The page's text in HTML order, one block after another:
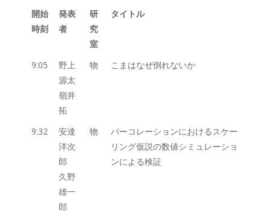
開始
時刻
発表
者
研
究
室
タイトル
9:05
野上
源太
嶺井
拓
物 こまはなぜ倒れないか
9:32
安達
洋次
郎
久野
雄一
郎
物
パーコレーションにおけるスケー
リング仮説の数値シミュレーショ
ンによる検証